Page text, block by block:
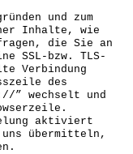
und zum
Inhalte, wie
die Sie an
SSL-bzw. TLS-
Verbindung
des
” wechselt und
aktiviert
übermitteln,